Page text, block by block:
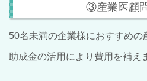
③産業医顧
50名未満の企業様におすすめの
助成金の活用により費用を補え